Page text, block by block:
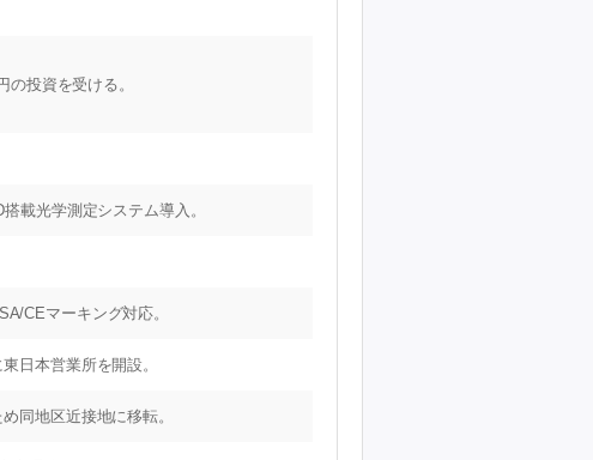
投資を受ける。
載光学測定システム導入。
CEマーキング対応。
日本営業所を開設。
同地区近接地に移転。